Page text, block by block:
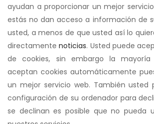
ayudan a proporcionar un mejor
estás no dan acceso a información de
usted, a menos de que usted así lo
directamentenoticias. Usted puede
de cookies, sin embargo la mayoría
aceptan cookies automáticamente
un mejor servicio web. También usted
configuración de su ordenador para
se declinan es posible que no pueda